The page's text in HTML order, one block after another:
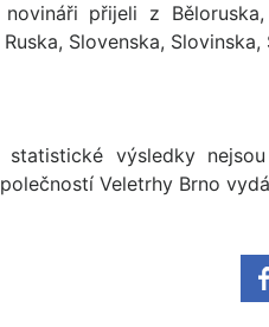
novináři přijeli z
Ruska, Slovenska,
statistické výsledky
Veletrhy Brno